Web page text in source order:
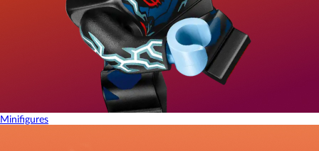
Minifigures